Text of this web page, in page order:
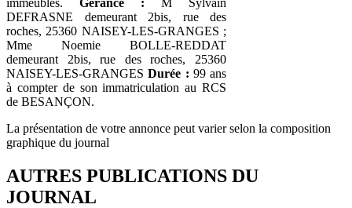
DEFRASNE demeurant 2bis, rue des
roches, 25360 NAISEY-LES-GRANGES ;
Mme Noemie BOLLE-REDDAT
demeurant 2bis, rue des roches, 25360
NAISEY-LES-GRANGESDurée : 99 ans
à compter de son immatriculation au RCS
de BESANÇON.
La présentation de votre annonce peut varier selon la composition
graphique du journal
AUTRES PUBLICATIONS DU
JOURNAL